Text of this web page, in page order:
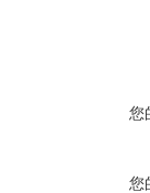
您
您